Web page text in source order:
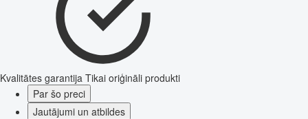
Kvalitātes garantija Tikai oriģināli produkti
Par šo preci
Jautājumi un atbildes